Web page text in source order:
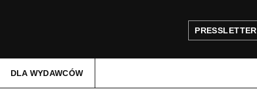
PRESSLETTER
DLA WYDAWCÓW